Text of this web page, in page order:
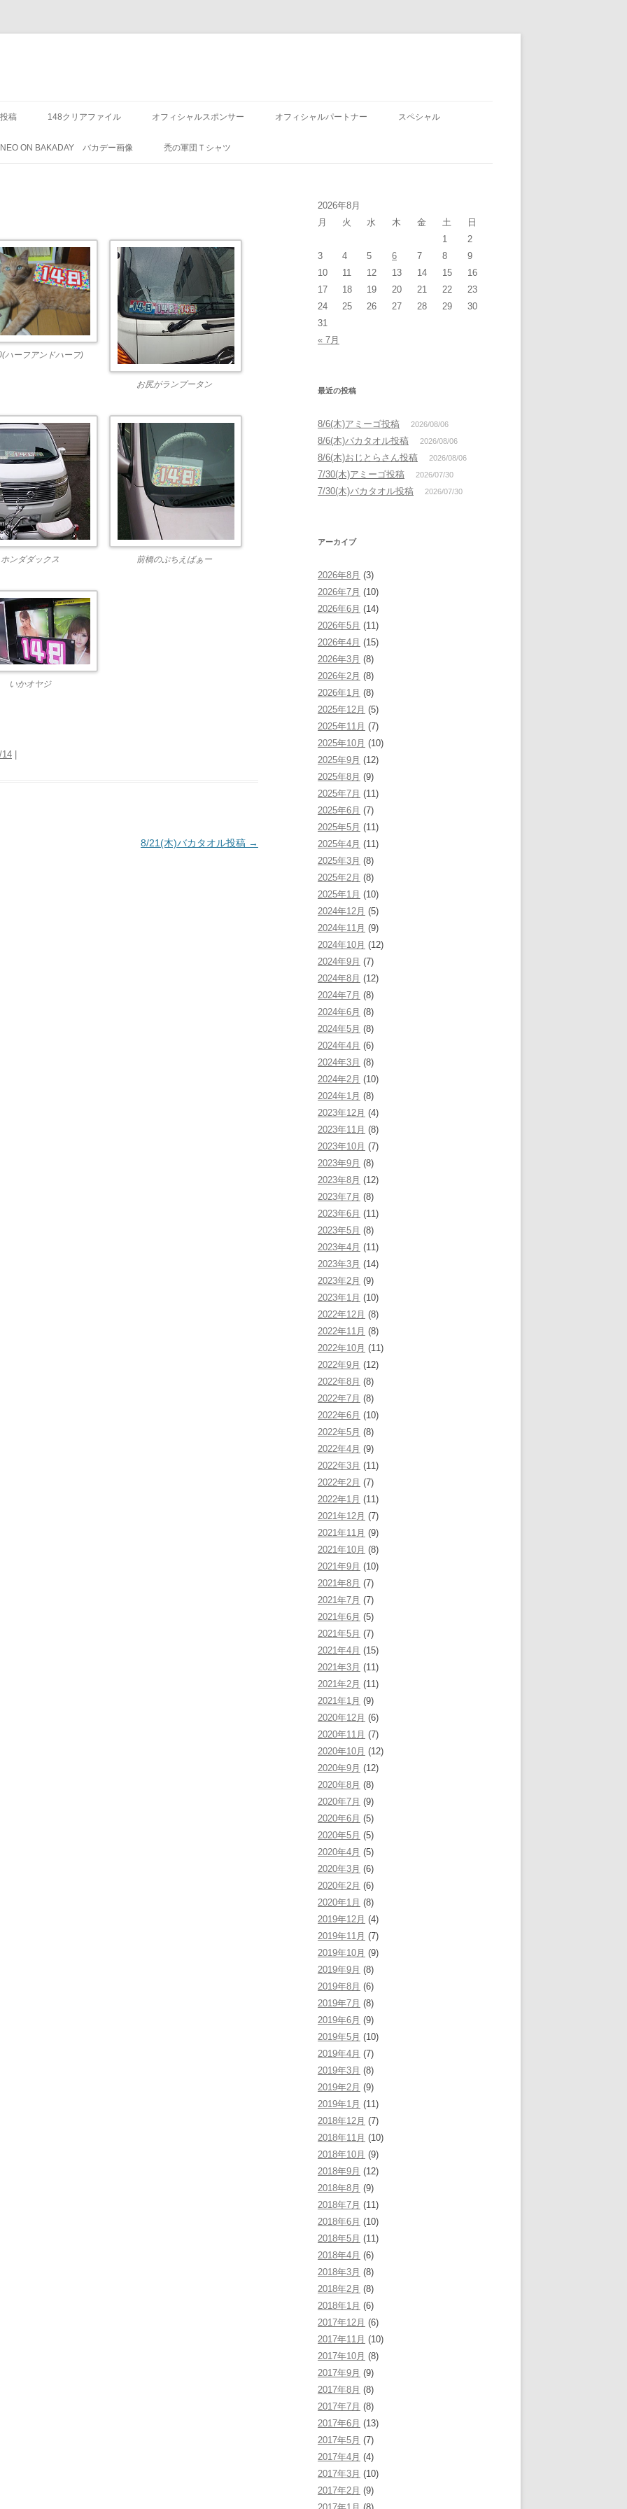
稿 148クリアファイル オフィシャルスポンサー オフィシャルパートナー スペシャル
ON BAKADAY バカデー画像 禿の軍団Ｔシャツ
ハーフアンドハーフ)
お尻がランブータン
ホンダダックス 前橋のぷちえばぁー
いかオヤジ
14
8/21(木)バカタオル投稿 →
2026年8月
月
火 水 木 金 土
日
1
2
3
4 5 6 7 8
9
10
11 12 13 14 15
16
17
18 19 20 21 22
23
24
25 26 27 28 29
30
31
« 7月
最近の投稿
8/6(木)アミーゴ投稿 2026/08/06
8/6(木)バカタオル投稿 2026/08/06
8/6(木)おじとらさん投稿 2026/08/06
7/30(木)アミーゴ投稿 2026/07/30
7/30(木)バカタオル投稿 2026/07/30
アーカイブ
2026年8月 (3)
2026年7月 (10)
2026年6月 (14)
2026年5月 (11)
2026年4月 (15)
2026年3月 (8)
2026年2月 (8)
2026年1月 (8)
2025年12月 (5)
2025年11月 (7)
2025年10月 (10)
2025年9月 (12)
2025年8月 (9)
2025年7月 (11)
2025年6月 (7)
2025年5月 (11)
2025年4月 (11)
2025年3月 (8)
2025年2月 (8)
2025年1月 (10)
2024年12月 (5)
2024年11月 (9)
2024年10月 (12)
2024年9月 (7)
2024年8月 (12)
2024年7月 (8)
2024年6月 (8)
2024年5月 (8)
2024年4月 (6)
2024年3月 (8)
2024年2月 (10)
2024年1月 (8)
2023年12月 (4)
2023年11月 (8)
2023年10月 (7)
2023年9月 (8)
2023年8月 (12)
2023年7月 (8)
2023年6月 (11)
2023年5月 (8)
2023年4月 (11)
2023年3月 (14)
2023年2月 (9)
2023年1月 (10)
2022年12月 (8)
2022年11月 (8)
2022年10月 (11)
2022年9月 (12)
2022年8月 (8)
2022年7月 (8)
2022年6月 (10)
2022年5月 (8)
2022年4月 (9)
2022年3月 (11)
2022年2月 (7)
2022年1月 (11)
2021年12月 (7)
2021年11月 (9)
2021年10月 (8)
2021年9月 (10)
2021年8月 (7)
2021年7月 (7)
2021年6月 (5)
2021年5月 (7)
2021年4月 (15)
2021年3月 (11)
2021年2月 (11)
2021年1月 (9)
2020年12月 (6)
2020年11月 (7)
2020年10月 (12)
2020年9月 (12)
2020年8月 (8)
2020年7月 (9)
2020年6月 (5)
2020年5月 (5)
2020年4月 (5)
2020年3月 (6)
2020年2月 (6)
2020年1月 (8)
2019年12月 (4)
2019年11月 (7)
2019年10月 (9)
2019年9月 (8)
2019年8月 (6)
2019年7月 (8)
2019年6月 (9)
2019年5月 (10)
2019年4月 (7)
2019年3月 (8)
2019年2月 (9)
2019年1月 (11)
2018年12月 (7)
2018年11月 (10)
2018年10月 (9)
2018年9月 (12)
2018年8月 (9)
2018年7月 (11)
2018年6月 (10)
2018年5月 (11)
2018年4月 (6)
2018年3月 (8)
2018年2月 (8)
2018年1月 (6)
2017年12月 (6)
2017年11月 (10)
2017年10月 (8)
2017年9月 (9)
2017年8月 (8)
2017年7月 (8)
2017年6月 (13)
2017年5月 (7)
2017年4月 (4)
2017年3月 (10)
2017年2月 (9)